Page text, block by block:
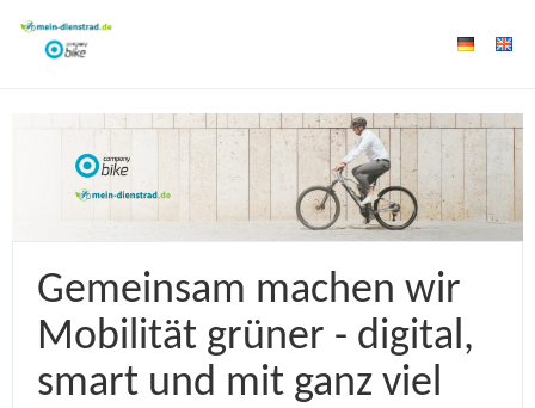
Gemeinsam machen wir
Mobilität grüner - digital,
smart und mit ganz viel